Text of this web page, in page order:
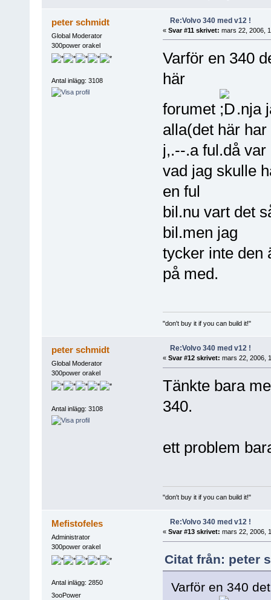
peter schmidt
Global Moderator
300power orakel
Antal inlägg: 3108
Re:Volvo 340 med v12 !
« Svar #11 skrivet: mars 22, 2006,
Varför en 340
här
forumet
.nja
alla(det här
j,.--.a ful.då var
vad jag skulle
en ful
bil.nu vart det
bil.men jag
tycker inte den
på med.
"don't buy it if you can build it!"
peter schmidt
Global Moderator
300power orakel
Antal inlägg: 3108
Re:Volvo 340 med v12 !
« Svar #12 skrivet: mars 22, 2006,
Tänkte bara
340.
ett problem
"don't buy it if you can build it!"
Mefistofeles
Administrator
300power orakel
Antal inlägg: 2850
3ooPower
Re:Volvo 340 med v12 !
« Svar #13 skrivet: mars 22, 2006,
Citat från: peter
Varför en 340